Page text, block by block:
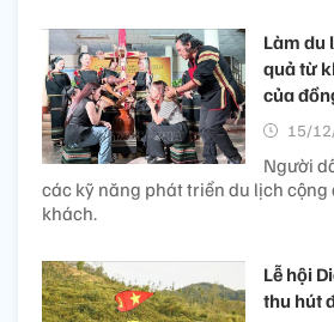
Làm du
quả từ
của
15/
Người
các kỹ năng phát triển du lịch cộng
khách.
Lễ hội
thu hút